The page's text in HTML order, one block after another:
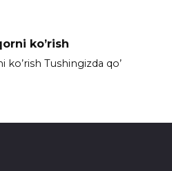
ko’rish
ko’rish Tushingizda qo’